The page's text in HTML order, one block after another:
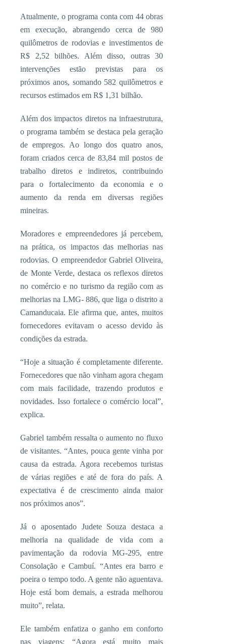
Atualmente, o programa conta com 44 obras
em execução, abrangendo cerca de 980
quilômetros de rodovias e investimentos de
R$ 2,52 bilhões. Além disso, outras 30
intervenções estão previstas para os
próximos anos, somando 582 quilômetros e
recursos estimados em R$ 1,31 bilhão.
Além dos impactos diretos na infraestrutura,
o programa também se destaca pela geração
de empregos. Ao longo dos quatro anos,
foram criados cerca de 83,84 mil postos de
trabalho diretos e indiretos, contribuindo
para o fortalecimento da economia e o
aumento da renda em diversas regiões
mineiras.
Moradores e empreendedores já percebem,
na prática, os impactos das melhorias nas
rodovias. O empreendedor Gabriel Oliveira,
de Monte Verde, destaca os reflexos diretos
no comércio e no turismo da região com as
melhorias na LMG- 886, que liga o distrito a
Camanducaia. Ele afirma que, antes, muitos
fornecedores evitavam o acesso devido às
condições da estrada.
“Hoje a situação é completamente diferente.
Fornecedores que não vinham agora chegam
com mais facilidade, trazendo produtos e
novidades. Isso fortalece o comércio local”,
explica.
Gabriel também ressalta o aumento no fluxo
de visitantes. “Antes, pouca gente vinha por
causa da estrada. Agora recebemos turistas
de várias regiões e até de fora do país. A
expectativa é de crescimento ainda maior
nos próximos anos”.
Já o aposentado Judete Souza destaca a
melhoria na qualidade de vida com a
pavimentação da rodovia MG-295, entre
Consolação e Cambuí. “Antes era barro e
poeira o tempo todo. A gente não aguentava.
Hoje está bom demais, a estrada melhorou
muito”, relata.
Ele também enfatiza o ganho em conforto
nas viagens: “Agora está muito mais